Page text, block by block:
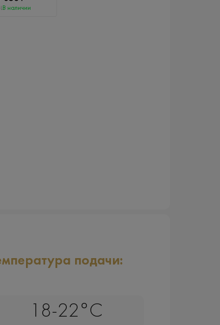
В наличии
подачи:
18-22°C